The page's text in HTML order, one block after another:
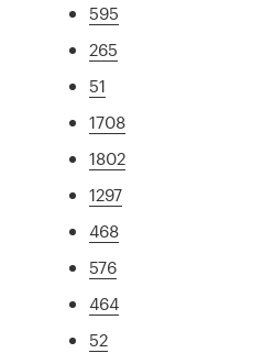
595
265
51
1708
1802
1297
468
576
464
52